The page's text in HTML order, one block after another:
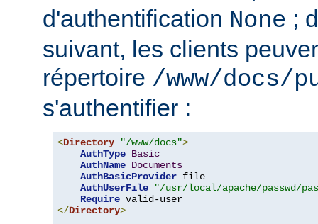
d'authentification None ;
suivant, les clients
répertoire /www/docs/
s'authentifier :
<Directory "/www/docs">
AuthType Basic
AuthName Documents
AuthBasicProvider file
AuthUserFile
"/usr/local/apache/passwd/
Require
</Directory>